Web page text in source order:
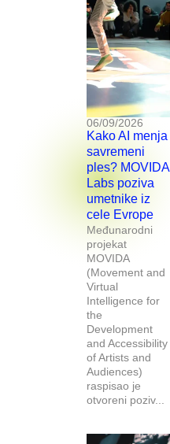
06/09/2026
Kako AI menja
savremeni
ples? MOVIDA
Labs poziva
umetnike iz
cele Evrope
Međunarodni
projekat
MOVIDA
(Movement and
Virtual
Intelligence for
the
Development
and Accessibility
of Artists and
Audiences)
raspisao je
otvoreni poziv...